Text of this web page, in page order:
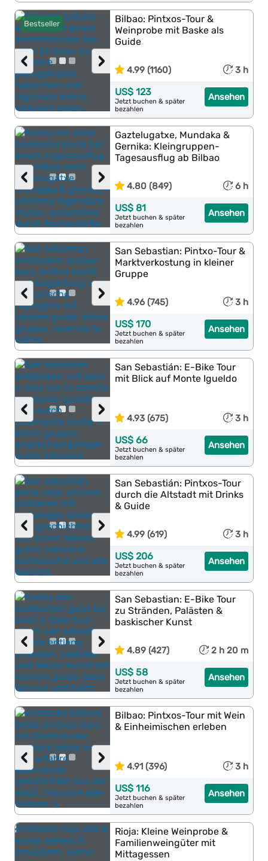
Bestseller
›
‹
Bilbao: Pintxos-Tour &
Weinprobe mit Baske als
Guide
4.99 (1160) 3 h
Ansehen
US$ 123
Jetzt buchen & später
bezahlen
›
‹
Gaztelugatxe, Mundaka &
Gernika: Kleingruppen-
Tagesausflug ab Bilbao
4.80 (849) 6 h
Ansehen
US$ 81
Jetzt buchen & später
bezahlen
›
‹
San Sebastian: Pintxo-Tour &
Marktverkostung in kleiner
Gruppe
4.96 (745) 3 h
Ansehen
US$ 170
Jetzt buchen & später
bezahlen
›
‹
San Sebastián: E-Bike Tour
mit Blick auf Monte Igueldo
4.93 (675) 3 h
Ansehen
US$ 66
Jetzt buchen & später
bezahlen
›
‹
San Sebastián: Pintxos-Tour
durch die Altstadt mit Drinks
& Guide
4.99 (619) 3 h
Ansehen
US$ 206
Jetzt buchen & später
bezahlen
›
‹
San Sebastian: E-Bike Tour
zu Stränden, Palästen &
baskischer Kunst
4.89 (427) 2 h 20 m
Ansehen
US$ 58
Jetzt buchen & später
bezahlen
›
‹
Bilbao: Pintxos-Tour mit Wein
& Einheimischen erleben
4.91 (396) 3 h
Ansehen
US$ 116
Jetzt buchen & später
bezahlen
Rioja: Kleine Weinprobe &
Familienweingüter mit
Mittagessen